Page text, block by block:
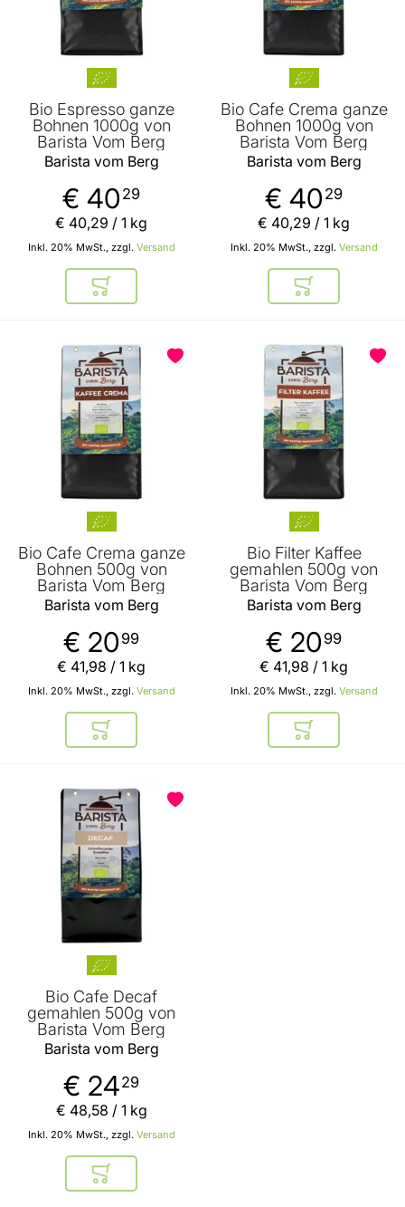
Bio Espresso ganze
Bohnen 1000g von
Barista Vom Berg
Barista vom Berg
€ 40 29
Inkl. 20% MwSt., zzgl. Versand
€ 40,29 / 1 kg
In den Warenkorb
Bio Cafe Crema ganze
Bohnen 1000g von
Barista Vom Berg
Barista vom Berg
€ 40 29
Inkl. 20% MwSt., zzgl. Versand
€ 40,29 / 1 kg
In den
Bio Cafe Crema ganze
Bohnen 500g von
Barista Vom Berg
Barista vom Berg
€ 20 99
Inkl. 20% MwSt., zzgl. Versand
€ 41,98 / 1 kg
In den Warenkorb
Bio Filter Kaffee
gemahlen 500g von
Barista Vom Berg
Barista vom Berg
€ 20 99
Inkl. 20% MwSt., zzgl. Versand
€ 41,98 / 1 kg
In den
Bio Cafe Decaf
gemahlen 500g von
Barista Vom Berg
Barista vom Berg
€ 2429
Inkl. 20% MwSt., zzgl. Versand
€ 48,58 / 1 kg
In den Warenkorb